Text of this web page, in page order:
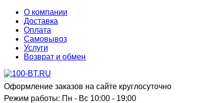
О компании
Доставка
Оплата
Самовывоз
Услуги
Возврат и обмен
Оформление заказов на сайте круглосуточно
Режим работы: Пн - Вс 10:00 - 19:00